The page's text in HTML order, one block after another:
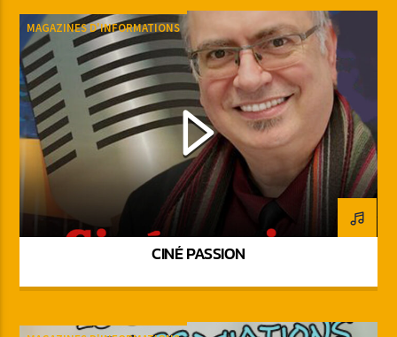
MAGAZINES D'INFORMATIONS
CINÉ PASSION